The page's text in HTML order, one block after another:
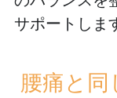
サポートしま
腰痛と同